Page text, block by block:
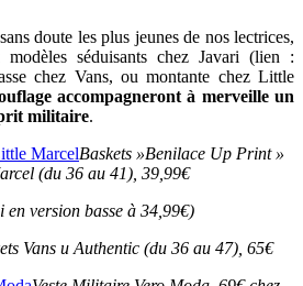
doute les plus jeunes de nos lectrices,
séduisants chez Javari (lien :
chez Vans, ou montante chez Little
accompagneront à merveille un
militaire.
Baskets »Benilace Up Print »
(du 36 au 41), 39,99€
en version basse à 34,99€)
Vans u Authentic (du 36 au 47), 65€